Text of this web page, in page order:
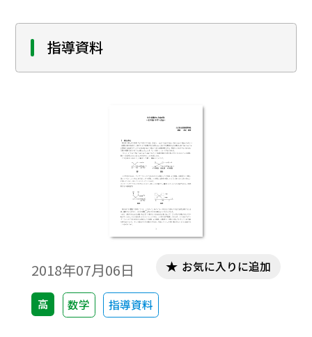
指導資料
2018年07月06日
高 数学 指導資料
お気に入りに追加